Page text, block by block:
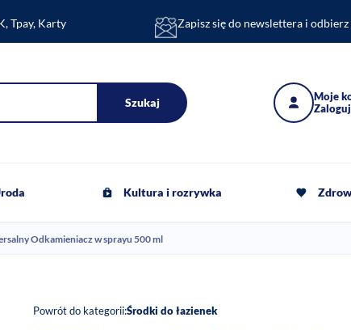
Tpay, Karty Zapisz się do newslettera i
Szukaj
Kultura i rozrywka
Odkamieniacz w sprayu 500 ml
Powrót do kategorii:Środki do łazienek